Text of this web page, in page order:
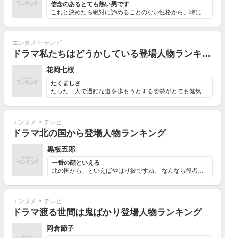
信念のあるとても熱い男です
これと決めたら絶対に諦めることのない性格から、時には社...
エンタメ > テレビ
ドラマ私たちはどうかしている登場人物ランキング
花岡七桜
たくましさ
たった一人で過酷な道を歩もうとする姿勢がとても健気で強...
エンタメ > テレビ
ドラマ北の国から登場人物ランキング
黒板五郎
一番の顔といえる
北の国から、といえばやはり彼ですね。 なんなら役者さん...
エンタメ > テレビ
ドラマ渡る世間は鬼ばかり登場人物ランキング
岡倉節子